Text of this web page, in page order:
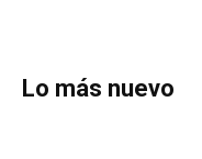
Lo más nuevo